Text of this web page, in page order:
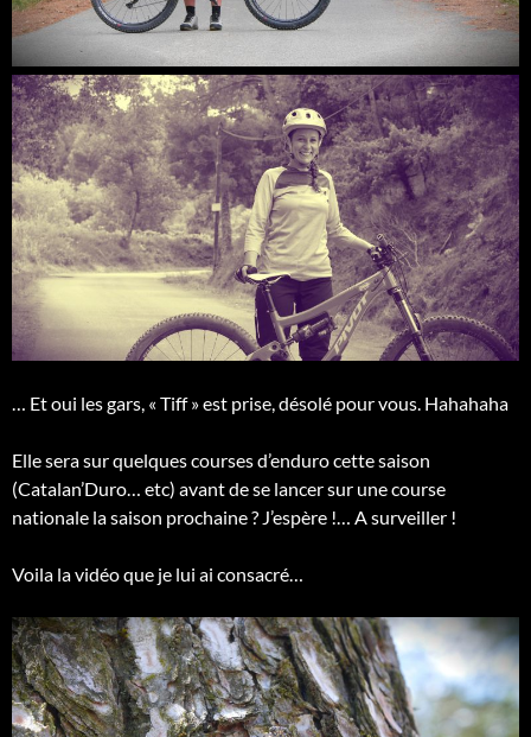
… Et oui les gars, « Tiff » est prise, désolé pour vous. Hahahaha
Elle sera sur quelques courses d’enduro cette saison
(Catalan’Duro… etc) avant de se lancer sur une course
nationale la saison prochaine ? J’espère !… A surveiller !
Voila la vidéo que je lui ai consacré…